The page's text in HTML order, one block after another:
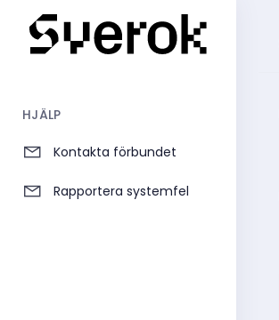
HJÄLP
Kontakta förbundet
Rapportera systemfel